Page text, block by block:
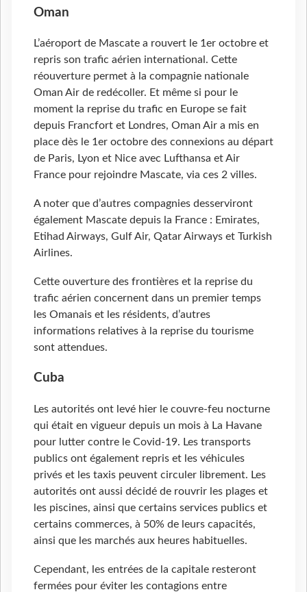
Oman
L’aéroport de Mascate a rouvert le 1er octobre et
repris son trafic aérien international. Cette
réouverture permet à la compagnie nationale
Oman Air de redécoller. Et même si pour le
moment la reprise du trafic en Europe se fait
depuis Francfort et Londres, Oman Air a mis en
place dès le 1er octobre des connexions au départ
de Paris, Lyon et Nice avec Lufthansa et Air
France pour rejoindre Mascate, via ces 2 villes.
A noter que d’autres compagnies desserviront
également Mascate depuis la France : Emirates,
Etihad Airways, Gulf Air, Qatar Airways et Turkish
Airlines.
Cette ouverture des frontières et la reprise du
trafic aérien concernent dans un premier temps
les Omanais et les résidents, d’autres
informations relatives à la reprise du tourisme
sont attendues.
Cuba
Les autorités ont levé hier le couvre-feu nocturne
qui était en vigueur depuis un mois à La Havane
pour lutter contre le Covid-19. Les transports
publics ont également repris et les véhicules
privés et les taxis peuvent circuler librement. Les
autorités ont aussi décidé de rouvrir les plages et
les piscines, ainsi que certains services publics et
certains commerces, à 50% de leurs capacités,
ainsi que les marchés aux heures habituelles.
Cependant, les entrées de la capitale resteront
fermées pour éviter les contagions entre